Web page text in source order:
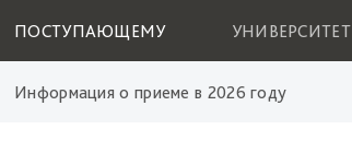
ПОСТУПАЮЩЕМУ УНИВЕРСИТЕТ
Информация о приеме в 2026 году